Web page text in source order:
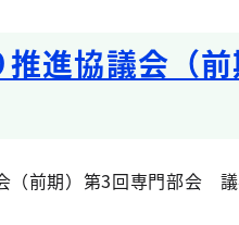
進協議会（
（前期）第3回専門部会